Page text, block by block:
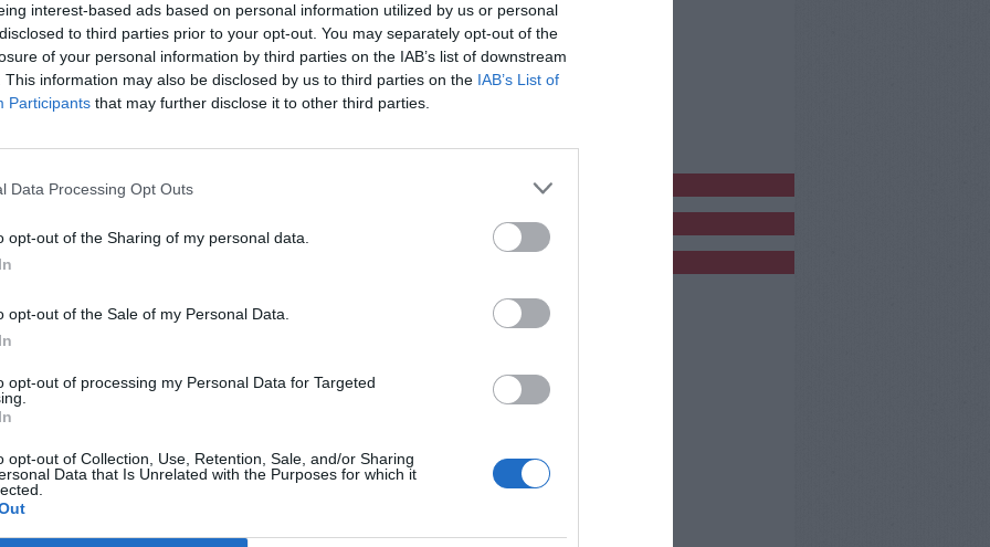
interest-based ads based on personal information utilized by us or personal
to third parties prior to your opt-out. You may separately opt-out of the
of your personal information by third parties on the IAB’s list of downstream
This information may also be disclosed by us to third parties on the IAB’s List of
Participants that may further disclose it to other third parties.
Data Processing Opt Outs
opt-out of the Sharing of my personal data.
opt-out of the Sale of my Personal Data.
opt-out of processing my Personal Data for Targeted
opt-out of Collection, Use, Retention, Sale, and/or Sharing
Data that Is Unrelated with the Purposes for which it
nella diffusione della cultura
di giovani musicisti, ha sentito come dovere
due figure di spicco della socialità
lasciato prematuramente nel 2021. Il
per giovani studenti che frequentano
un’ azione nel solco tracciato da Gigi e
direttivo si propone di rendere permanente
supporto dell'amministrazione comunale e
che operano sul territorio, oltre che dei
commento della Filarmonica Giuseppe Verdi.
comunale, è la vice sindaca
a nome anche della nostra
del prezioso servizio svolto dai maestri
di stima e di affetto che si è creato negli
fin tanto che avremo l’onere e l’onore di
sostenere questo progetto concreto, per dare
pubblicitàCl
Pubblicità